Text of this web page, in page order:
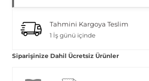
Tahmini Kargoya Teslim
1 İş günü içinde
Siparişinize Dahil Ücretsiz Ürünler